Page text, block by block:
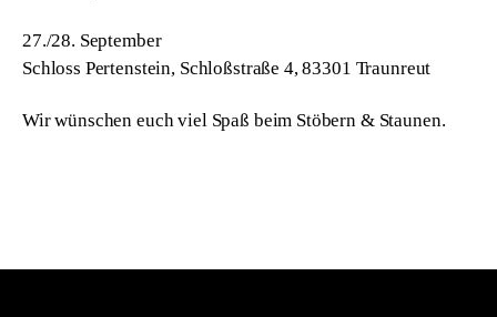
27./28. September
Schloss Pertenstein, Schloßstraße 4, 83301 Traunreut
Wir wünschen euch viel Spaß beim Stöbern & Staunen.